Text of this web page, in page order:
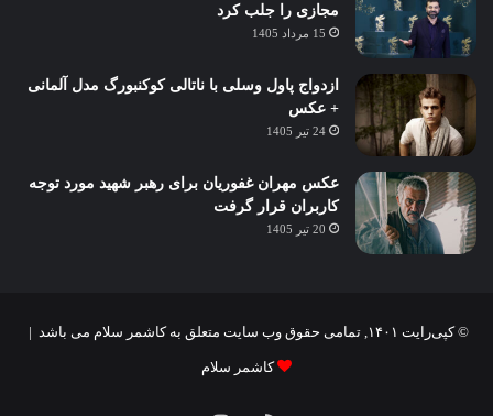
مجازی را جلب کرد
15 مرداد 1405
ازدواج پاول وسلی با ناتالی کوکنبورگ مدل آلمانی
+ عکس
24 تیر 1405
عکس مهران غفوریان برای رهبر شهید مورد توجه
کاربران قرار گرفت
20 تیر 1405
© کپی‌رایت ۱۴۰۱, تمامی حقوق وب سایت متعلق به کاشمر سلام می باشد |
کاشمر سلام